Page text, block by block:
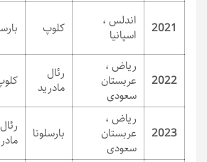
2021
اندلس ،
اسپانیا
کلوپ
2022
ریاض ،
عربستان
سعودی
رئال
مادرید
2023
ریاض ،
عربستان
سعودی
بارسلونا
رئال